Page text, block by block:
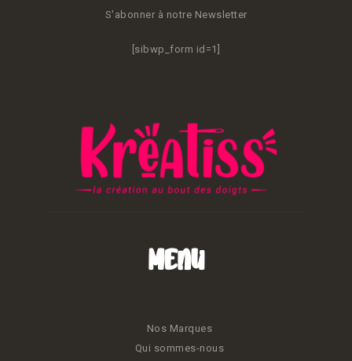
S'abonner à notre Newsletter
[sibwp_form id=1]
Menu
Nos Marques
Qui sommes-nous